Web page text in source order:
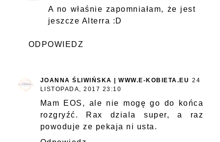
A no właśnie zapomniałam, że jest
jeszcze Alterra :D
ODPOWIEDZ
JOANNA ŚLIWIŃSKA | WWW.E-KOBIETA.EU 24
LISTOPADA, 2017 23:10
Mam EOS, ale nie mogę go do końca
rozgryźć. Rax dziala super, a raz
powoduje ze pekaja ni usta.